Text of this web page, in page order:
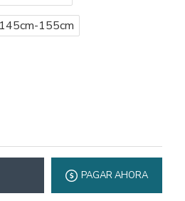
155cm
PAGAR AHORA